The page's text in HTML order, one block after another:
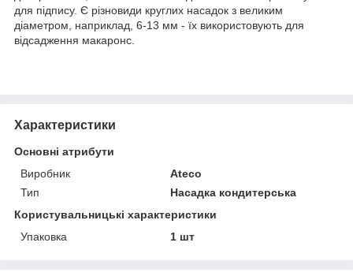
для підпису. Є різновиди круглих насадок з великим
діаметром, наприклад, 6-13 мм - їх використовують для
відсадження макаронс.
Характеристики
Основні атрибути
Виробник
Ateco
Тип
Насадка кондитерська
Користувальницькі характеристики
Упаковка
1 шт